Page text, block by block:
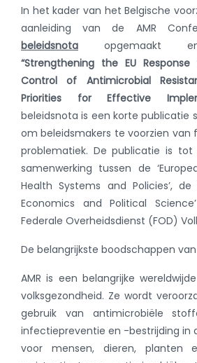
In het kader van het Belgische
aanleiding van de AMR
beleidsnota
opgemaakt
“Strengthening the EU
Control of Antimicrobial
Priorities for Effective
beleidsnota is een korte publicatie
om beleidsmakers te voorzien van
problematiek. De publicatie is
samenwerking tussen de
Health Systems and Policies’, de
Economics and Political
Federale Overheidsdienst (FOD)
De belangrijkste boodschappen
AMR is een belangrijke
volksgezondheid. Ze wordt
gebruik van antimicrobiële
infectiepreventie en -bestrijding in
voor mensen, dieren, planten